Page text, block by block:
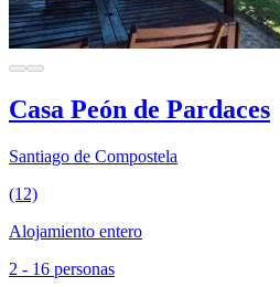
Casa Peón de Pardaces
Santiago de Compostela
(12)
Alojamiento entero
2 - 16 personas